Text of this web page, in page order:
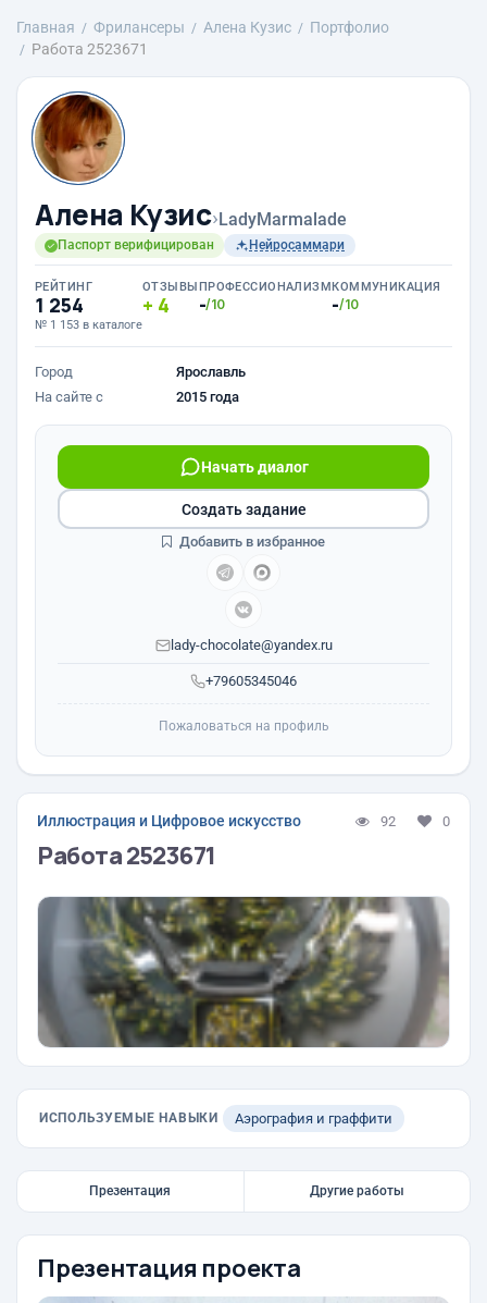
Главная Фрилансеры Алена Кузис
Портфолио
Работа 2523671
Алена Кузис›LadyMarmalade
Паспорт верифицирован Нейросаммари
РЕЙТИНГ
1 254
№ 1 153 в каталоге
ОТЗЫВЫ
4
ПРОФЕССИОНАЛИЗМ
-/10
КОММУНИКАЦИЯ
-/10
Город
Ярославль
На сайте с
2015 года
+79605345046
Начать диалог
lady-chocolate@yandex.ru
Создать задание
Добавить в избранное
Пожаловаться на профиль
Иллюстрация и Цифровое искусство 92 0
Работа 2523671
ИСПОЛЬЗУЕМЫЕ НАВЫКИ Аэрография и граффити
Презентация Другие работы
Презентация проекта